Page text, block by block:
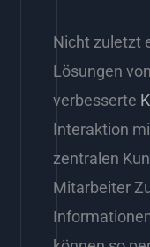
Nicht zuletzt
Lösungen
verbesserte
Interaktion
zentralen
Mitarbeiter